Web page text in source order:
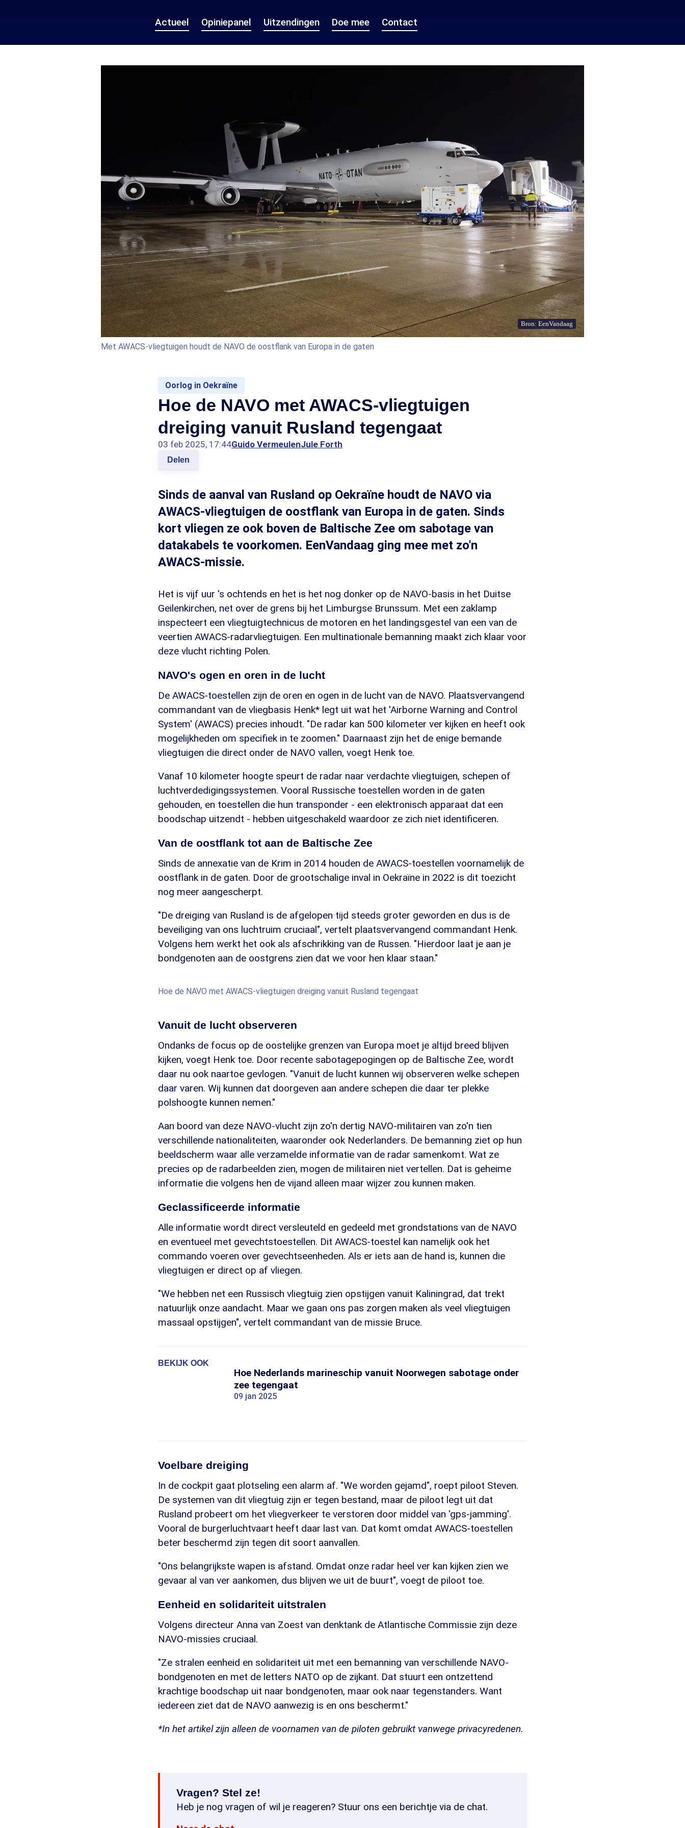
Actueel Opiniepanel Uitzendingen Doe mee Contact
Bron: EenVandaag
Met AWACS-vliegtuigen houdt de NAVO de oostflank van Europa in de gaten
Oorlog in Oekraïne
Hoe de NAVO met AWACS-vliegtuigen
dreiging vanuit Rusland tegengaat
03 feb 2025, 17:44Guido VermeulenJule Forth
Delen
Sinds de aanval van Rusland op Oekraïne houdt de NAVO via
AWACS-vliegtuigen de oostflank van Europa in de gaten. Sinds
kort vliegen ze ook boven de Baltische Zee om sabotage van
datakabels te voorkomen. EenVandaag ging mee met zo'n
AWACS-missie.
Het is vijf uur 's ochtends en het is het nog donker op de NAVO-basis in het Duitse
Geilenkirchen, net over de grens bij het Limburgse Brunssum. Met een zaklamp
inspecteert een vliegtuigtechnicus de motoren en het landingsgestel van een van de
veertien AWACS-radarvliegtuigen. Een multinationale bemanning maakt zich klaar voor
deze vlucht richting Polen.
NAVO's ogen en oren in de lucht
De AWACS-toestellen zijn de oren en ogen in de lucht van de NAVO. Plaatsvervangend
commandant van de vliegbasis Henk* legt uit wat het 'Airborne Warning and Control
System' (AWACS) precies inhoudt. "De radar kan 500 kilometer ver kijken en heeft ook
mogelijkheden om specifiek in te zoomen." Daarnaast zijn het de enige bemande
vliegtuigen die direct onder de NAVO vallen, voegt Henk toe.
Vanaf 10 kilometer hoogte speurt de radar naar verdachte vliegtuigen, schepen of
luchtverdedigingssystemen. Vooral Russische toestellen worden in de gaten
gehouden, en toestellen die hun transponder - een elektronisch apparaat dat een
boodschap uitzendt - hebben uitgeschakeld waardoor ze zich niet identificeren.
Van de oostflank tot aan de Baltische Zee
Sinds de annexatie van de Krim in 2014 houden de AWACS-toestellen voornamelijk de
oostflank in de gaten. Door de grootschalige inval in Oekraïne in 2022 is dit toezicht
nog meer aangescherpt.
"De dreiging van Rusland is de afgelopen tijd steeds groter geworden en dus is de
beveiliging van ons luchtruim cruciaal", vertelt plaatsvervangend commandant Henk.
Volgens hem werkt het ook als afschrikking van de Russen. "Hierdoor laat je aan je
bondgenoten aan de oostgrens zien dat we voor hen klaar staan."
Hoe de NAVO met AWACS-vliegtuigen dreiging vanuit Rusland tegengaat
Vanuit de lucht observeren
Ondanks de focus op de oostelijke grenzen van Europa moet je altijd breed blijven
kijken, voegt Henk toe. Door recente sabotagepogingen op de Baltische Zee, wordt
daar nu ook naartoe gevlogen. "Vanuit de lucht kunnen wij observeren welke schepen
daar varen. Wij kunnen dat doorgeven aan andere schepen die daar ter plekke
polshoogte kunnen nemen."
Aan boord van deze NAVO-vlucht zijn zo'n dertig NAVO-militairen van zo'n tien
verschillende nationaliteiten, waaronder ook Nederlanders. De bemanning ziet op hun
beeldscherm waar alle verzamelde informatie van de radar samenkomt. Wat ze
precies op de radarbeelden zien, mogen de militairen niet vertellen. Dat is geheime
informatie die volgens hen de vijand alleen maar wijzer zou kunnen maken.
Geclassificeerde informatie
Alle informatie wordt direct versleuteld en gedeeld met grondstations van de NAVO
en eventueel met gevechtstoestellen. Dit AWACS-toestel kan namelijk ook het
commando voeren over gevechtseenheden. Als er iets aan de hand is, kunnen die
vliegtuigen er direct op af vliegen.
"We hebben net een Russisch vliegtuig zien opstijgen vanuit Kaliningrad, dat trekt
natuurlijk onze aandacht. Maar we gaan ons pas zorgen maken als veel vliegtuigen
massaal opstijgen", vertelt commandant van de missie Bruce.
BEKIJK OOK
Hoe Nederlands marineschip vanuit Noorwegen sabotage onder
zee tegengaat
09 jan 2025
Voelbare dreiging
In de cockpit gaat plotseling een alarm af. "We worden gejamd", roept piloot Steven.
De systemen van dit vliegtuig zijn er tegen bestand, maar de piloot legt uit dat
Rusland probeert om het vliegverkeer te verstoren door middel van 'gps-jamming'.
Vooral de burgerluchtvaart heeft daar last van. Dat komt omdat AWACS-toestellen
beter beschermd zijn tegen dit soort aanvallen.
"Ons belangrijkste wapen is afstand. Omdat onze radar heel ver kan kijken zien we
gevaar al van ver aankomen, dus blijven we uit de buurt", voegt de piloot toe.
Eenheid en solidariteit uitstralen
Volgens directeur Anna van Zoest van denktank de Atlantische Commissie zijn deze
NAVO-missies cruciaal.
"Ze stralen eenheid en solidariteit uit met een bemanning van verschillende NAVO-
bondgenoten en met de letters NATO op de zijkant. Dat stuurt een ontzettend
krachtige boodschap uit naar bondgenoten, maar ook naar tegenstanders. Want
iedereen ziet dat de NAVO aanwezig is en ons beschermt."
*In het artikel zijn alleen de voornamen van de piloten gebruikt vanwege privacyredenen.
Vragen? Stel ze!
Heb je nog vragen of wil je reageren? Stuur ons een berichtje via de chat.